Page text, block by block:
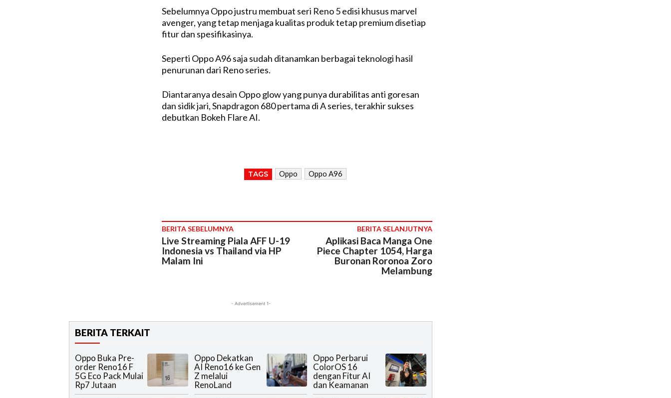
Sebelumnya Oppo justru membuat seri Reno 5 edisi khusus marvel
avenger, yang tetap menjaga kualitas produk tetap premium disetiap
fitur dan spesifikasinya.
Seperti Oppo A96 saja sudah ditanamkan berbagai teknologi hasil
penurunan dari Reno series.
Diantaranya desain Oppo glow yang punya durabilitas anti goresan
dan sidik jari, Snapdragon 680 pertama di A series, terakhir sukses
debutkan Bokeh Flare AI.
TAGS Oppo Oppo A96
BERITA SEBELUMNYA
Live Streaming Piala AFF U-19
Indonesia vs Thailand via HP
Malam Ini
BERITA SELANJUTNYA
Aplikasi Baca Manga One
Piece Chapter 1054, Harga
Buronan Roronoa Zoro
Melambung
- Advertisement 1-
BERITA TERKAIT
Oppo Buka Pre-
order Reno16 F
5G Eco Pack Mulai
Rp7 Jutaan
Oppo Dekatkan
AI Reno16 ke Gen
Z melalui
RenoLand
Oppo Perbarui
ColorOS 16
dengan Fitur AI
dan Keamanan